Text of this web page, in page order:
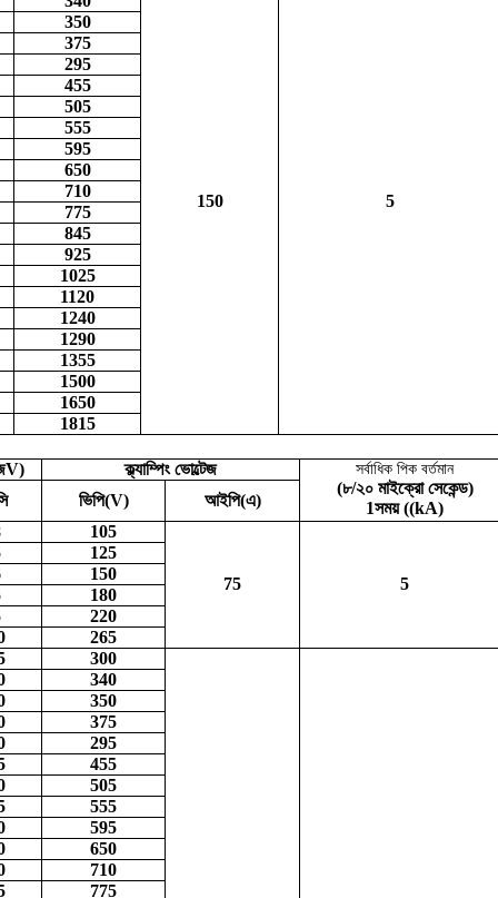
150 5
350
375
295
455
505
555
595
650
710
775
845
925
1025
1120
1240
1290
1355
1500
1650
1815
V) ক্ল্যাম্পিং ভোল্টেজ সর্বাধিক পিক বর্তমান
(৮/২০ মাইক্রো সেকেন্ড)
1সময় ((kA)
ভিপি(V) আইপি(এ)
105
75 5
125
150
180
220
265
300
340
350
375
295
455
505
555
595
650
710
775